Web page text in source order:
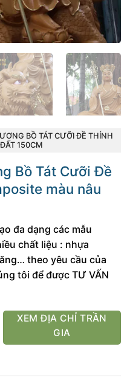
BỒ TÁT CƯỠI ĐỀ THÍNH
150CM
Bồ Tát Cưỡi Đề
màu nâu
đa dạng các mẫu
chất liệu : nhựa
theo yêu cầu của
tôi để được TƯ VẤN
XEM ĐỊA CHỈ TRẦN
GIA